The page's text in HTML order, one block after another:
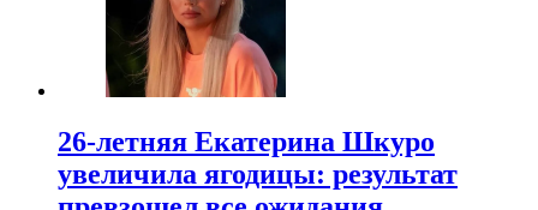
26-летняя Екатерина Шкуро
увеличила ягодицы: результат